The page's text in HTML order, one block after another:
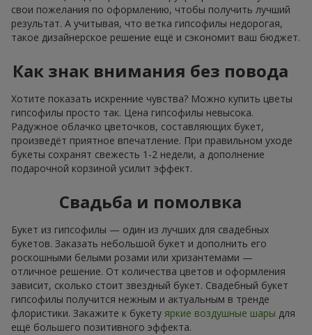
свои пожелания по оформлению, чтобы получить лучший
результат. А учитывая, что ветка гипсофилы недорогая,
такое дизайнерское решение ещё и сэкономит ваш бюджет.
Как знак внимания без повода
Хотите показать искренние чувства? Можно купить цветы
гипсофилы просто так. Цена гипсофилы невысока.
Радужное облачко цветочков, составляющих букет,
произведёт приятное впечатление. При правильном уходе
букеты сохранят свежесть 1-2 недели, а дополнение
подарочной корзиной усилит эффект.
Свадьба и помолвка
Букет из гипсофилы — один из лучших для свадебных
букетов. Заказать небольшой букет и дополнить его
роскошными белыми розами или хризантемами —
отличное решение. От количества цветов и оформления
зависит, сколько стоит звездный букет. Свадебный букет
гипсофилы получится нежным и актуальным в тренде
флористики. Закажите к букету яркие воздушные шары для
ещё большего позитивного эффекта.